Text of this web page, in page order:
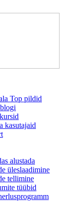
Top pildid
kasutajaid
alustada
üleslaadimine
tellimine
tüübid